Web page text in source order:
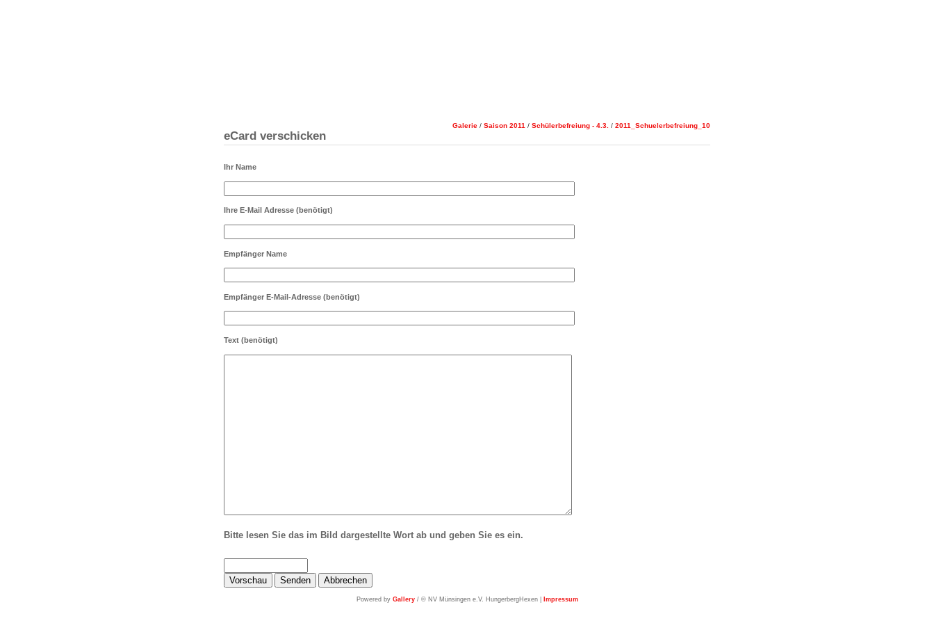
Galerie / Saison 2011 / Schülerbefreiung - 4.3. / 2011_Schuelerbefreiung_10
eCard verschicken
Ihr Name
Ihre E-Mail Adresse (benötigt)
Empfänger Name
Empfänger E-Mail-Adresse (benötigt)
Text (benötigt)
Bitte lesen Sie das im Bild dargestellte Wort ab und geben Sie es ein.
Powered by Gallery/ © NV Münsingen e.V. HungerbergHexen | Impressum